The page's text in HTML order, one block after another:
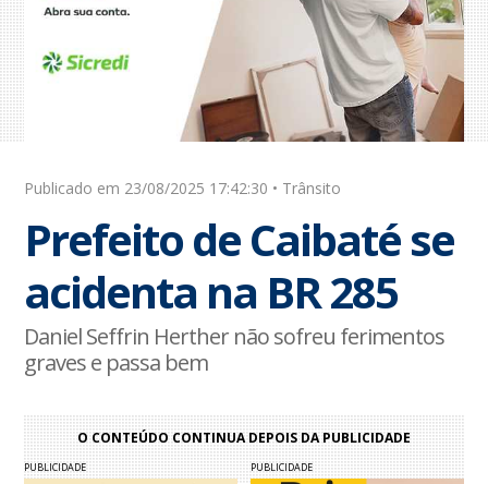
Publicado em 23/08/2025 17:42:30 • Trânsito
Prefeito de Caibaté se
acidenta na BR 285
Daniel Seffrin Herther não sofreu ferimentos
graves e passa bem
O CONTEÚDO CONTINUA DEPOIS DA PUBLICIDADE
PUBLICIDADE PUBLICIDADE